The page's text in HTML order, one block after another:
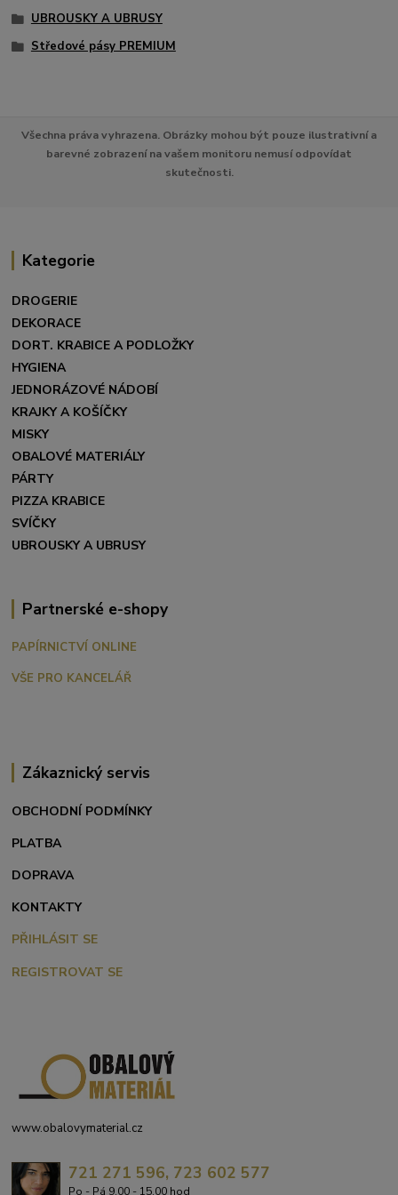
UBROUSKY A UBRUSY
Středové pásy PREMIUM
Všechna práva vyhrazena. Obrázky mohou být pouze ilustrativní a
barevné zobrazení na vašem monitoru nemusí odpovídat
skutečnosti.
Kategorie
DROGERIE
DEKORACE
DORT. KRABICE A PODLOŽKY
HYGIENA
JEDNORÁZOVÉ NÁDOBÍ
KRAJKY A KOŠÍČKY
MISKY
OBALOVÉ MATERIÁLY
PÁRTY
PIZZA KRABICE
SVÍČKY
UBROUSKY A UBRUSY
Partnerské e-shopy
PAPÍRNICTVÍ ONLINE
VŠE PRO KANCELÁŘ
Zákaznický servis
OBCHODNÍ PODMÍNKY
PLATBA
DOPRAVA
KONTAKTY
PŘIHLÁSIT SE
REGISTROVAT SE
www.obalovymaterial.cz
721 271 596, 723 602 577
Po - Pá 9,00 - 15,00 hod